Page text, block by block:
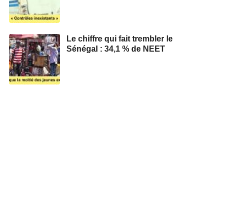
Le chiffre qui fait trembler le
Sénégal : 34,1 % de NEET